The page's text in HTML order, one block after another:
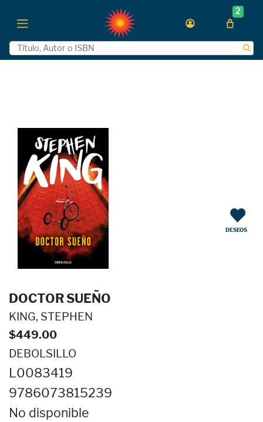
2
DOCTOR SUEÑO
KING, STEPHEN
$449.00
DEBOLSILLO
L0083419
9786073815239
No disponible
DESEOS